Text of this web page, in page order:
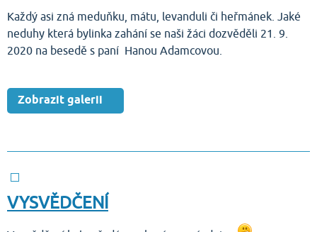
Každý asi zná meduňku, mátu, levanduli či heřmánek. Jaké
neduhy která bylinka zahání se naši žáci dozvěděli 21. 9.
2020 na besedě s paní Hanou Adamcovou.
Zobrazit galerii
VYSVĚDČENÍ